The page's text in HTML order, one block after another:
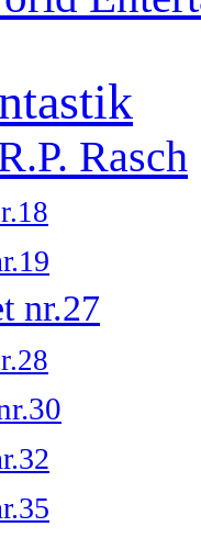
Rasch
nr.27